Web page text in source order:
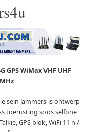
GPS WiMax VHF UHF
sein Jammers is ontwerp
toerusting soos selfone
GPS blok, WiFi 11 n /